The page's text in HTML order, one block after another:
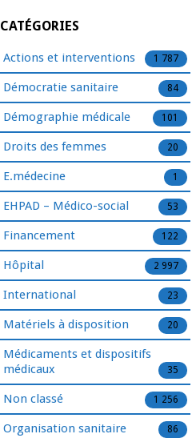
CATÉGORIES
Actions et interventions 1 787
Démocratie sanitaire 84
Démographie médicale 101
Droits des femmes 20
E.médecine 1
EHPAD – Médico-social 53
Financement 122
Hôpital 2 997
International 23
Matériels à disposition 20
Médicaments et dispositifs
médicaux
35
Non classé 1 256
Organisation sanitaire 86